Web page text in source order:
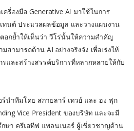
รื่องมือ Generative AI มาใช้ในการ
ทนต์ ประมวลผลข้อมูล และวางแผนงาน
อกย้ำให้เห็นว่า วีโร่นั้นให้ความสำคัญ
ามารถด้าน AI อย่างจริงจัง เพื่อเร่งให้
รและสร้างสรรค์บริการที่หลากหลายให้กับ
นำทีมโดย สกายลาร์ เทวย์ และ ฮง ฟุก
Vice President ของบริษัท และจะมี
ษา ครีเอทีฟ แพลนเนอร์ ผู้เชี่ยวชาญด้าน